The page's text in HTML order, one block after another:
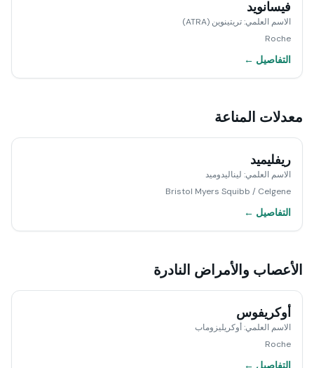
فيسانويد
الاسم العلمي:تريتينوين (ATRA)
Roche
التفاصيل ←
معدلات المناعة
ريفليميد
الاسم العلمي: ليناليدوميد
Bristol Myers Squibb / Celgene
التفاصيل ←
الأعصاب والأمراض النادرة
أوكريفوس
الاسم العلمي:أوكريليزوماب
Roche
التفاصيل ←